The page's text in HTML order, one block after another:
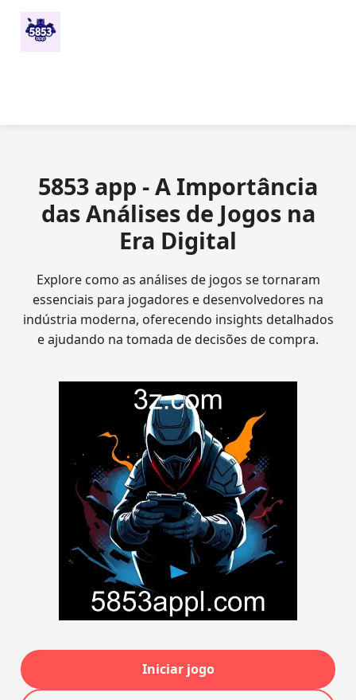
5853 app - A Importância
das Análises de Jogos na
Era Digital
Explore como as análises de jogos se tornaram
essenciais para jogadores e desenvolvedores na
indústria moderna, oferecendo insights detalhados
e ajudando na tomada de decisões de compra.
Iniciar jogo